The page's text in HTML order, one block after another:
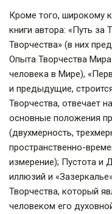
Кроме того, широкому
книги автора: «Путь
Творчества» (в них
Опыта Творчества
человека в Мире),
и предыдущие,
Творчества, отвечает
основные положения
(двухмерность,
пространственно-
измерение); Пустота и
иллюзий и
Творчества, который
человеком его